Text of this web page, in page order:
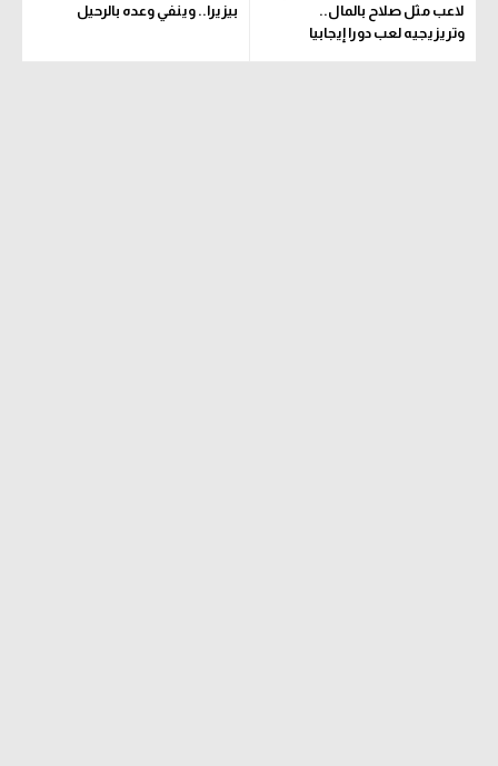
لاعب مثل صلاح بالمال..
وتريزيجيه لعب دورا إيجابيا
بيزيرا.. وينفي وعده بالرحيل